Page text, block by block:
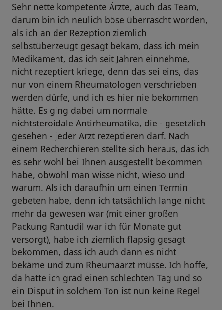
Sehr nette kompetente Ärzte, auch das Team,
darum bin ich neulich böse überrascht worden,
als ich an der Rezeption ziemlich
selbstüberzeugt gesagt bekam, dass ich mein
Medikament, das ich seit Jahren einnehme,
nicht rezeptiert kriege, denn das sei eins, das
nur von einem Rheumatologen verschrieben
werden dürfe, und ich es hier nie bekommen
hätte. Es ging dabei um normale
nichtsteroidale Antirheumatika, die - gesetzlich
gesehen - jeder Arzt rezeptieren darf. Nach
einem Recherchieren stellte sich heraus, das ich
es sehr wohl bei Ihnen ausgestellt bekommen
habe, obwohl man wisse nicht, wieso und
warum. Als ich daraufhin um einen Termin
gebeten habe, denn ich tatsächlich lange nicht
mehr da gewesen war (mit einer großen
Packung Rantudil war ich für Monate gut
versorgt), habe ich ziemlich flapsig gesagt
bekommen, dass ich auch dann es nicht
bekäme und zum Rheumaarzt müsse. Ich hoffe,
da hatte ich grad einen schlechten Tag und so
ein Disput in solchem Ton ist nun keine Regel
bei Ihnen.